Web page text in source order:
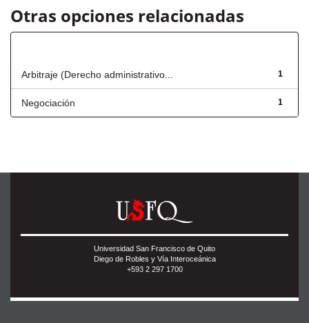
Otras opciones relacionadas
1
Arbitraje (Derecho administrativo...
1
Negociación
Universidad San Francisco de Quito
Diego de Robles y Vía Interoceánica
+593 2 297 1700